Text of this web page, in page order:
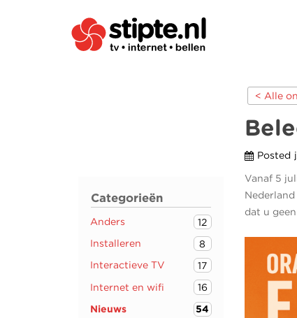
Categorieën
Anders
12
Installeren
8
Interactieve TV
17
Internet en wifi
16
Nieuws
54
< Alle
Posted
Vanaf 5
dat u